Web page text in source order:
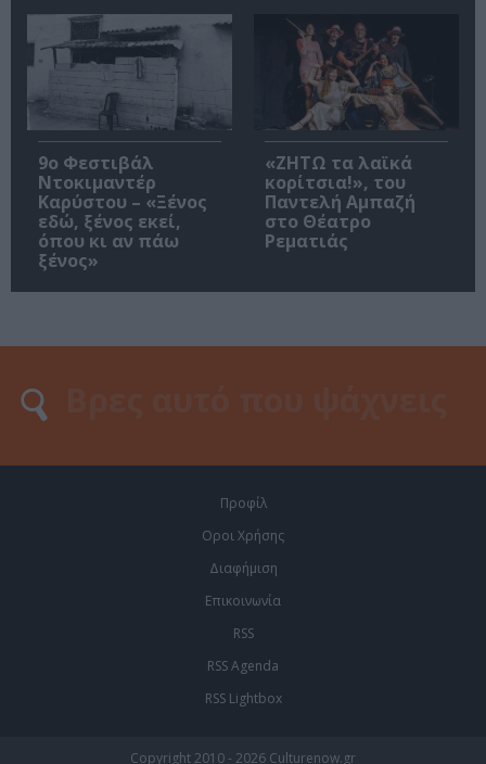
9ο Φεστιβάλ
Ντοκιμαντέρ
Καρύστου – «Ξένος
εδώ, ξένος εκεί,
όπου κι αν πάω
ξένος»
«ΖΗΤΩ τα λαϊκά
κορίτσια!», του
Παντελή Αμπαζή
στο Θέατρο
Ρεματιάς
Προφίλ
Οροι Χρήσης
Διαφήμιση
Επικοινωνία
RSS
RSS Agenda
RSS Lightbox
Copyright 2010 - 2026 Culturenow.gr